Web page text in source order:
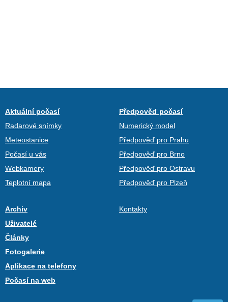
Aktuální počasí
Radarové snímky
Meteostanice
Počasí u vás
Webkamery
Teplotní mapa
Předpověď počasí
Numerický model
Předpověď pro Prahu
Předpověď pro Brno
Předpověď pro Ostravu
Předpověď pro Plzeň
Archiv
Uživatelé
Články
Fotogalerie
Aplikace na telefony
Počasí na web
Kontakty